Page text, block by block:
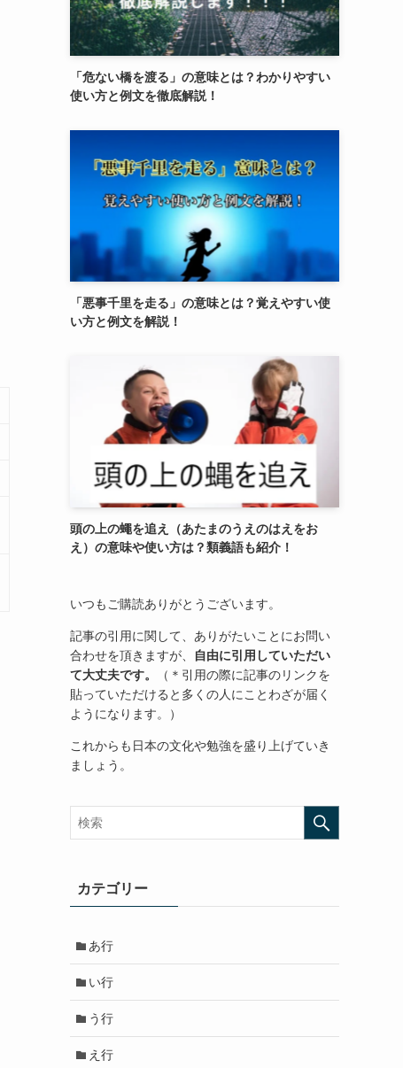
「危ない橋を渡る」の意味とは？わかりやすい
使い方と例文を徹底解説！
「悪事千里を走る」の意味とは？覚えやすい使
い方と例文を解説！
頭の上の蠅を追え（あたまのうえのはえをお
え）の意味や使い方は？類義語も紹介！
いつもご購読ありがとうございます。
記事の引用に関して、ありがたいことにお問い
合わせを頂きますが、
自由に引用していただい
て大丈夫です。
（＊引用の際に記事のリンクを
貼っていただけると多くの人にことわざが届く
ようになります。）
これからも日本の文化や勉強を盛り上げていき
ましょう。
カテゴリー
あ行
い行
う行
え行